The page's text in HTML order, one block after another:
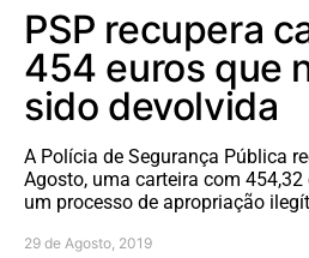
PSP recupera
454 euros que
sido devolvida
A Polícia de Segurança Pública
Agosto, uma carteira com
um processo de apropriação
29 de Agosto, 2019